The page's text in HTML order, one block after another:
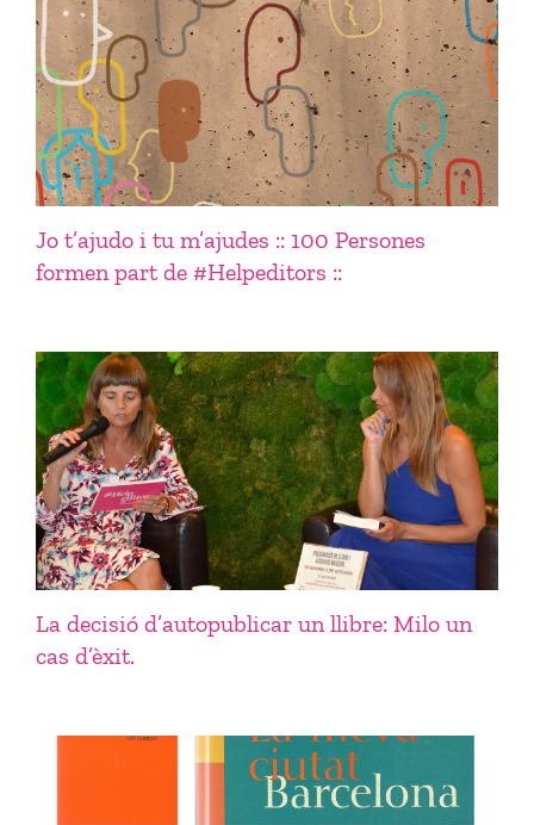
Jo t’ajudo i tu m’ajudes :: 100 Persones
formen part de #Helpeditors ::
La decisió d’autopublicar un llibre: Milo un
cas d’èxit.